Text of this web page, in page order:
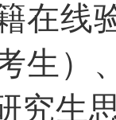
在线
生）
究生